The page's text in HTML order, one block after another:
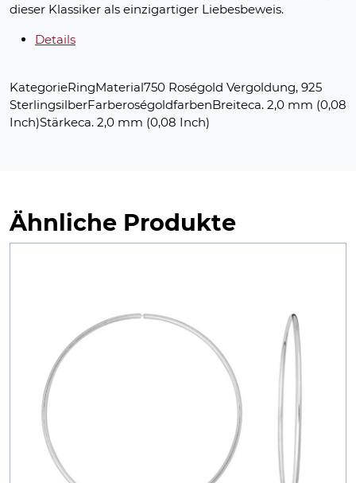
dieser Klassiker als einzigartiger Liebesbeweis.
Details
KategorieRingMaterial750 Roségold Vergoldung, 925
SterlingsilberFarberoségoldfarbenBreiteca. 2,0 mm (0,08
Inch)Stärkeca. 2,0 mm (0,08 Inch)
Ähnliche Produkte